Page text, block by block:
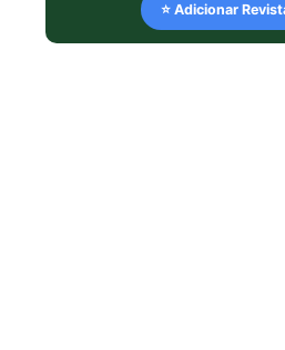
⭐ Adicionar